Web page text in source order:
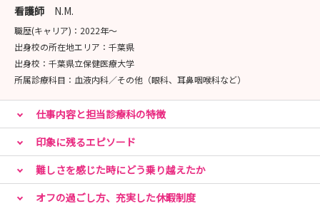
看護師 N.M.
職歴(キャリア)： 2022年〜
出身校の所在地エリア： 千葉県
出身校： 千葉県立保健医療大学
所属診療科目： 血液内科／その他（眼科、耳鼻咽喉科など）
仕事内容と担当診療科の特徴
印象に残るエピソード
難しさを感じた時にどう乗り越えたか
オフの過ごし方、充実した休暇制度